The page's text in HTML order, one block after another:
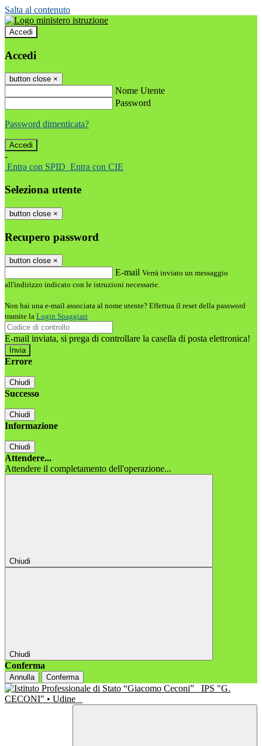
Salta al contenuto
Accedi
Accedi
button close ×
Nome Utente
Password
Password dimenticata?
-
Entra con SPID Entra con CIE
Seleziona utente
button close ×
Recupero password
button close ×
E-mail Verrà inviato un messaggio
all'indirizzo indicato con le istruzioni necessarie.
Non hai una e-mail associata al nome utente? Effettua il reset della password
tramite la Login Spaggiari
E-mail inviata, si prega di controllare la casella di posta elettronica!
Errore
Chiudi
Successo
Chiudi
Informazione
Chiudi
Attendere...
Attendere il completamento dell'operazione...
Chiudi
Chiudi
Conferma
Annulla Conferma
IPS "G.
CECONI" • Udine